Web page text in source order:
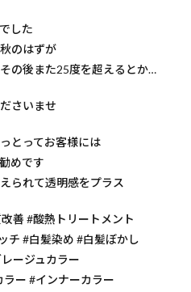
した
のはずが
の後また25度を超えるとか…
さいませ
とってお客様には
めです
られて透明感をプラス
善 #酸熱トリートメント
チ #白髪染め #白髪ぼかし
ージュカラー
ー #インナーカラー
カラー
ント
KINUJYOドライヤー
50代からの美容室
カットが得意
ハイライト
オンカラー
ブリーチ
らの美容室
ハイライトカラ
ン
トステア
ーニングストレートが得意
スロウカラー
ストレート